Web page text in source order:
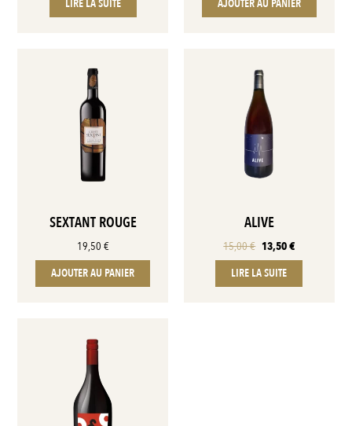
LIRE LA SUITE AJOUTER AU PANIER
SEXTANT ROUGE
19,50 €
AJOUTER AU PANIER
ALIVE
15,00€ 13,50€
LIRE LA SUITE